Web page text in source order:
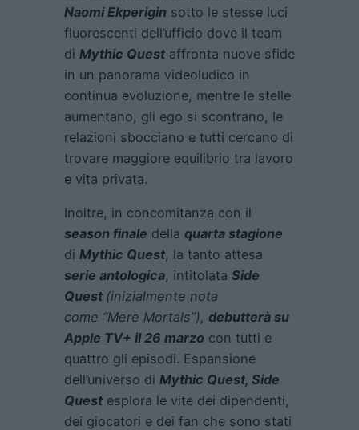
Naomi Ekperigin sotto le stesse luci
fluorescenti dell’ufficio dove il team
di Mythic Quest affronta nuove sfide
in un panorama videoludico in
continua evoluzione, mentre le stelle
aumentano, gli ego si scontrano, le
relazioni sbocciano e tutti cercano di
trovare maggiore equilibrio tra lavoro
e vita privata.
Inoltre, in concomitanza con il
season finale della quarta stagione
di Mythic Quest, la tanto attesa
serie antologica, intitolata Side
Quest (inizialmente nota
come “Mere Mortals”), debutterà su
Apple TV+ il 26 marzo con tutti e
quattro gli episodi. Espansione
dell’universo di Mythic Quest, Side
Quest esplora le vite dei dipendenti,
dei giocatori e dei fan che sono stati